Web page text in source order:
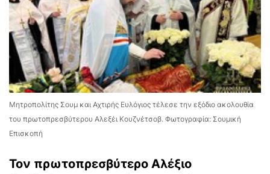
Μητροπολίτης Σουμ και Αχτιρής Ευλόγιος τέλεσε την εξόδιο ακολουθία
του πρωτοπρεσβύτερου Αλεξέι Κουζνέτσοβ. Φωτογραφία: Σουμική
Επισκοπή
Τον πρωτοπρεσβύτερο Αλέξιο